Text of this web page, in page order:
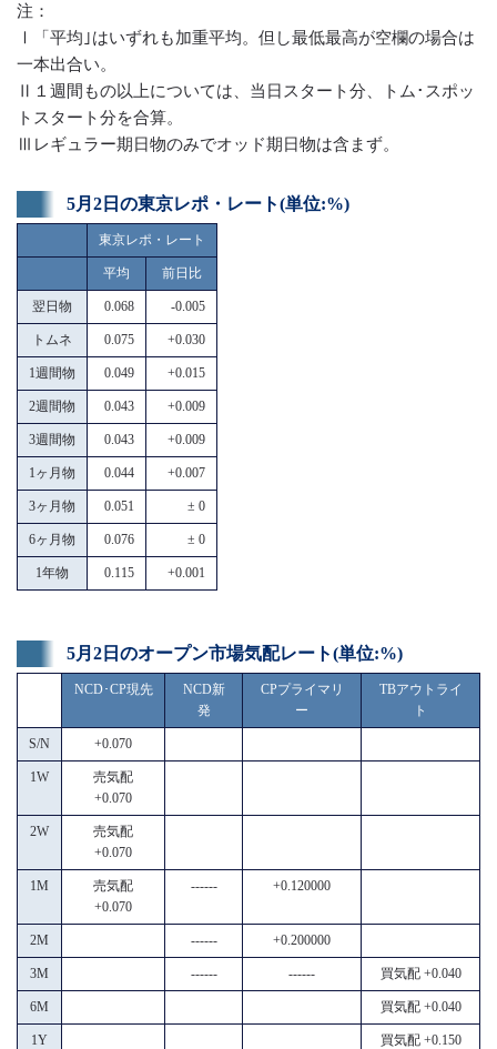
注：
Ⅰ「平均｣はいずれも加重平均。但し最低最高が空欄の場合は
一本出合い。
Ⅱ１週間もの以上については、当日スタート分、トム･スポッ
トスタート分を合算。
Ⅲレギュラー期日物のみでオッド期日物は含まず。
5月2日の東京レポ・レート(単位:%)
東京レポ・レート
平均 前日比
翌日物 0.068 -0.005
トムネ 0.075 +0.030
1週間物 0.049 +0.015
2週間物 0.043 +0.009
3週間物 0.043 +0.009
1ヶ月物 0.044 +0.007
3ヶ月物 0.051 ± 0
6ヶ月物 0.076 ± 0
1年物 0.115 +0.001
5月2日のオープン市場気配レート(単位:%)
NCD･CP現先
NCD新
発
CPプライマリ
ー
TBアウトライ
ト
S/N +0.070
1W
売気配
+0.070
2W
売気配
+0.070
1M
売気配
+0.070
------ +0.120000
2M ------ +0.200000
3M ------ ------ 買気配 +0.040
6M 買気配 +0.040
1Y 買気配 +0.150